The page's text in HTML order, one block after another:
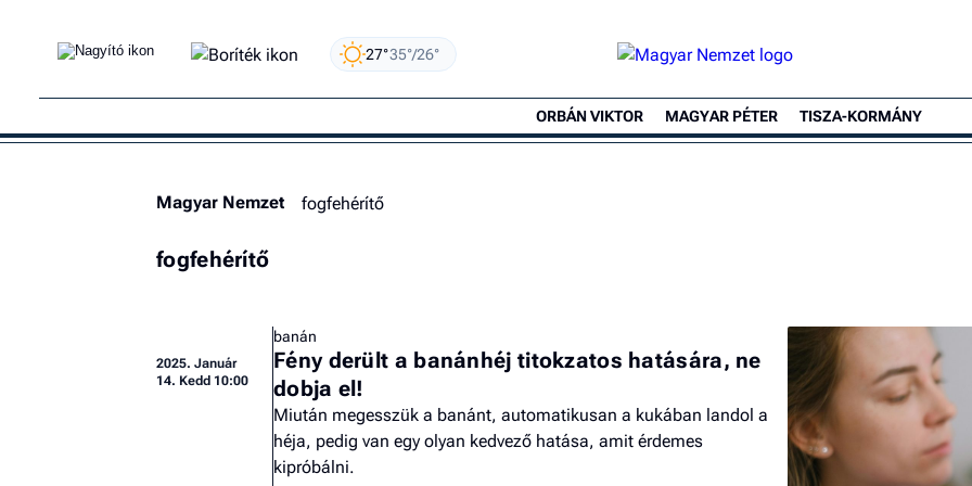
27°35°/26°
ORBÁN VIKTOR MAGYAR PÉTER TISZA-KORMÁNY
Magyar Nemzet fogfehérítő
fogfehérítő
2025. Január
14. Kedd 10:00
banán
Fény derült a banánhéj titokzatos hatására, ne
dobja el!
Miután megesszük a banánt, automatikusan a kukában landol a
héja, pedig van egy olyan kedvező hatása, amit érdemes
kipróbálni.